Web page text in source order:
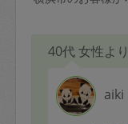
40代 女性より
aiki